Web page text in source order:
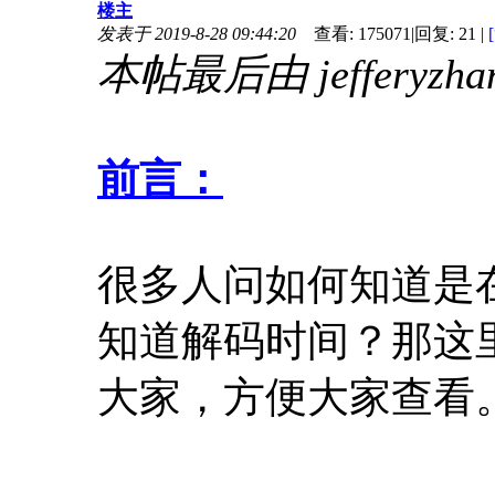
楼主
发表于 2019-8-28 09:44:20
查看: 175071 |回复: 21 |
本帖最后由
前言：
很多人问如何知道是
知道解码时间？那这
大家，方便大家查看